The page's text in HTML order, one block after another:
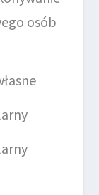
osób